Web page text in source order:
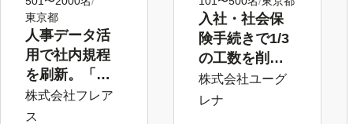
東京都
人事データ活
用で社内規程
を刷新。「攻
める」人事総
務部へ
株式会社フレア
ス
入社・社会保
険手続きで1/3
の工数を削
減。グループ
企業にも展開
株式会社ユーグ
レナ